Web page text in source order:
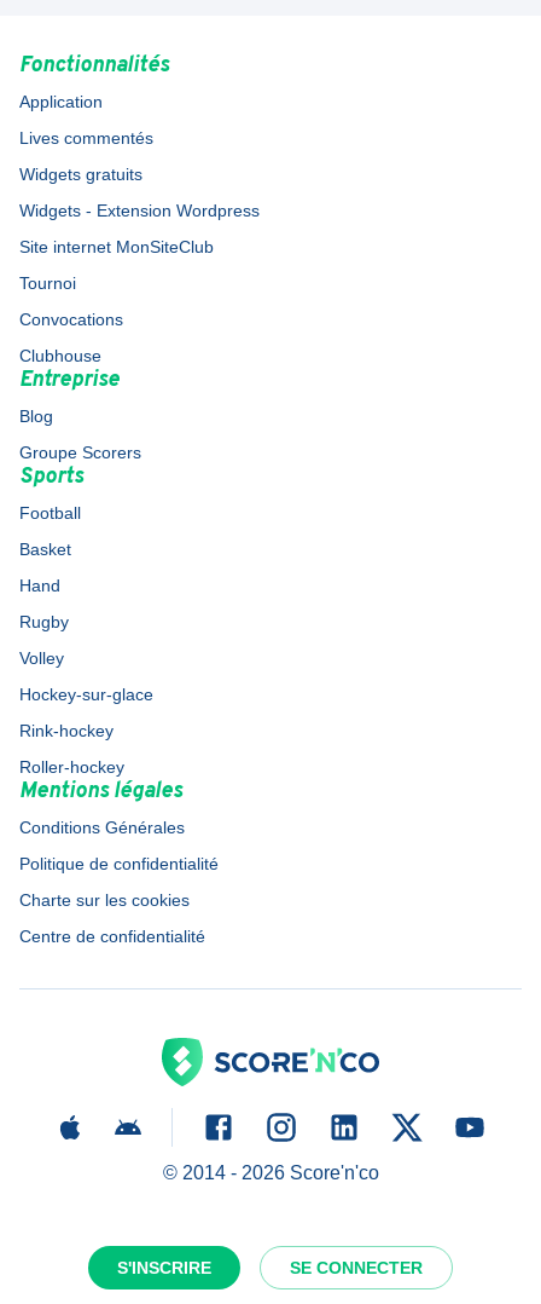
S'INSCRIRE SE CONNECTER
Fonctionnalités
Application
Lives commentés
Widgets gratuits
Widgets - Extension Wordpress
Site internet MonSiteClub
Tournoi
Convocations
Clubhouse
Entreprise
Blog
Groupe Scorers
Sports
Football
Basket
Hand
Rugby
Volley
Hockey-sur-glace
Rink-hockey
Roller-hockey
Mentions légales
Conditions Générales
Politique de confidentialité
Charte sur les cookies
Centre de confidentialité
© 2014 - 2026Score'n'co